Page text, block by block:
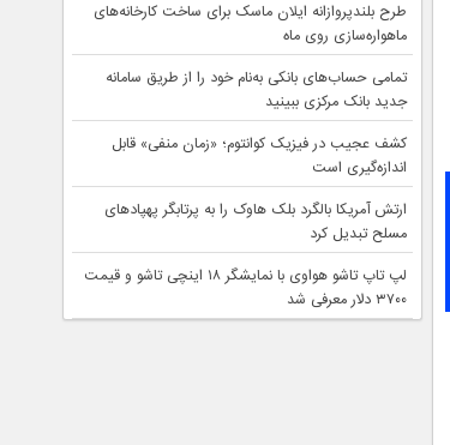
طرح بلندپروازانه ایلان ماسک برای ساخت کارخانه‌های
ماهواره‌سازی روی ماه
تمامی حساب‌های بانکی به‌نام خود را از طریق سامانه
جدید بانک مرکزی ببینید
کشف عجیب در فیزیک کوانتوم؛ «زمان منفی» قابل
اندازه‌گیری است
ارتش آمریکا بالگرد بلک هاوک را به پرتابگر پهپادهای
مسلح تبدیل کرد
لپ تاپ تاشو هواوی با نمایشگر ۱۸ اینچی تاشو و قیمت
۳۷۰۰ دلار معرفی شد